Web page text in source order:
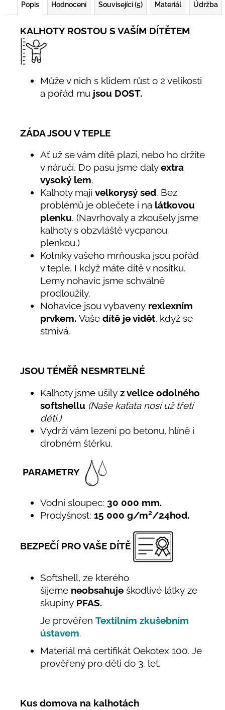
Popis Hodnocení Související (5) Materiál Údržba
KALHOTY ROSTOU S VAŠÍM DÍTĚTEM
Může v nich s klidem růst o 2 velikosti
a pořád mu jsou DOST.
ZÁDA JSOU V TEPLE
Ať už se vám dítě plazí, nebo ho držíte
v náručí. Do pasu jsme dalyextra
vysoký lem.
Kalhoty mají velkorysý sed. Bez
problémů je oblečete i na látkovou
plenku. (Navrhovaly a zkoušely jsme
kalhoty s obzvláště vycpanou
plenkou.)
Kotníky vašeho mrňouska jsou pořád
v teple. I když máte dítě v nosítku.
Lemy nohavic jsme schválně
prodloužily.
Nohavice jsou vybaveny rexlexním
prvkem. Vaše dítě je vidět, když se
stmívá.
JSOU TÉMĚŘ NESMRTELNÉ
Kalhoty jsme ušily z velice odolného
softshellu (Naše kaťata nosí už třetí
děti.)
Vydrží vám lezení po betonu, hlíně i
drobném štěrku.
PARAMETRY
Vodní sloupec: 30 000 mm.
Prodyšnost: 15 000 g/m2/24hod.
BEZPEČÍ PRO VAŠE DÍTĚ
Softshell, ze kterého
šijeme neobsahuje škodlivé látky ze
skupiny PFAS.
Je prověřen Textilním zkušebním
ústavem.
Materiál má certifikát Oekotex 100. Je
prověřený pro děti do 3. let.
Kus domova na kalhotách